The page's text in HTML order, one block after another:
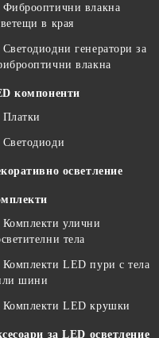
Фиброоптични влакна
в края
Светодиодни генератори за
влакна
компоненти
Платки
Светодиоди
осветление
Комплекти улични
тела
Комплекти LED пури с тела
шини
Комплекти LED крушки
за LED осветление